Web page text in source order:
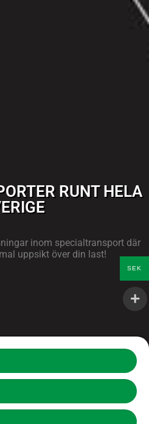
RUNT HELA
inom specialtransport där
uppsikt över din last!
SEK